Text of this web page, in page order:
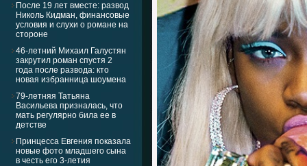
После 19 лет вместе: развод
Николь Кидман, финансовые
условия и слухи о романе на
стороне
46-летний Михаил Галустян
закрутил роман спустя 2
года после развода: кто
новая избранница шоумена
79-летняя Татьяна
Васильева призналась, что
мать регулярно била ее в
детстве
Принцесса Евгения показала
новые фото младшего сына
в честь его 3-летия